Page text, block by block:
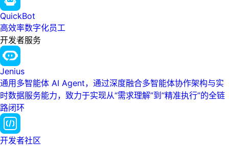
QuickBot
高效率数字化员工
开发者服务
Jenius
通用多智能体 AI Agent，通过深度融合多智能体协作架构与实
时数据服务能力，致力于实现从“需求理解”到“精准执行”的全链
路闭环
开发者社区